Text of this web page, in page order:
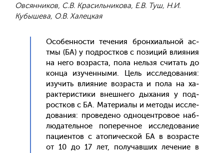
Овсянников, С.В. Красильникова, Е.В. Туш, Н.И.
Кубышева, О.В. Халецкая
Осо­бен­ности те­чения брон­хи­аль­ной ас­
тмы (БА) у под­рос­тков с по­зиций вли­яния
на не­го воз­раста, по­ла нель­зя счи­тать до
кон­ца изу­чен­ны­ми. Цель ис­сле­дова­ния:
изу­чить вли­яние воз­раста и по­ла на ха­
рак­те­рис­ти­ки внеш­не­го ды­хания у под­
рос­тков с БА. Ма­тери­алы и ме­тоды ис­сле­
дова­ния: про­веде­но од­но­цен­тро­вое наб­
лю­датель­ное по­переч­ное ис­сле­дова­ние
па­ци­ен­тов с ато­пичес­кой БА в воз­расте
от 10 до 17 лет, по­лучав­ших ле­чение в